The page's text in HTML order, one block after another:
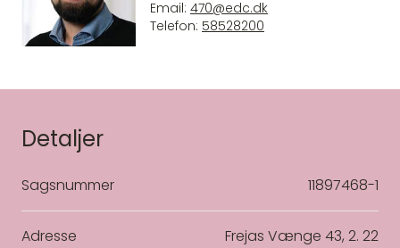
Email: 470@edc.dk
Telefon: 58528200
Detaljer
Sagsnummer 11897468-1
Adresse Frejas Vænge 43, 2. 22